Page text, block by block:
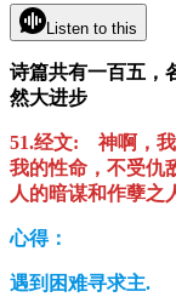
Listen to this
诗篇共有一百五，
然大进步
51.经文: 神啊，我
我的性命，不受仇
人的暗谋和作孽之
心得：
遇到困难寻求主.